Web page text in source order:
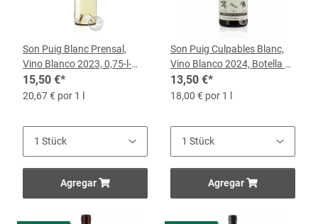
Son Puig Blanc Prensal,
Vino Blanco 2023, 0,75-l-
Botella
15,50 €*
20,67 € por 1 l
Agregar
Son Puig Culpables Blanc,
Vino Blanco 2024, Botella de
0,75 l
13,50 €*
18,00 € por 1 l
Agregar